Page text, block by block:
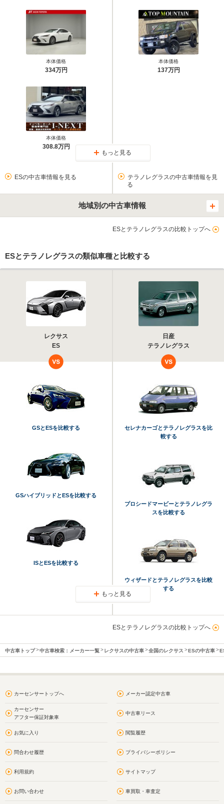
本体価格
334万円
本体価格
308.8万円
本体価格
137万円
もっと見る
ESの中古車情報を見る
テラノレグラスの中古車情報を見
る
地域別の中古車情報
ESとテラノレグラスの比較トップへ
ESとテラノレグラスの類似車種と比較する
レクサス
ES
日産
テラノレグラス
GSとESを比較する
GSハイブリッドとESを比較する
ISとESを比較する
セレナカーゴとテラノレグラスを比
較する
プロシードマービーとテラノレグラ
スを比較する
ウィザードとテラノレグラスを比較
する
もっと見る
ESとテラノレグラスの比較トップへ
中古車トップ 中古車検索：メーカー一覧 レクサスの中古車 全国のレクサス ESの中古車
カーセンサートップへ メーカー認定中古車
カーセンサー
アフター保証対象車
中古車リース
お気に入り 閲覧履歴
問合わせ履歴 プライバシーポリシー
利用規約 サイトマップ
お問い合わせ 車買取・車査定